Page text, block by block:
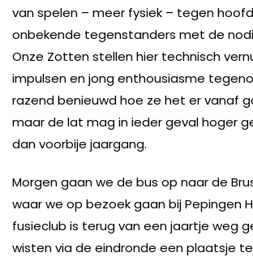
van spelen – meer fysiek – tegen
onbekende tegenstanders met de
Onze Zotten stellen hier technisch
impulsen en jong enthousiasme
razend benieuwd hoe ze het er vanaf
maar de lat mag in ieder geval hoger
dan voorbije jaargang.
Morgen gaan we de bus op naar de
waar we op bezoek gaan bij Pepingen
fusieclub is terug van een jaartje weg
wisten via de eindronde een plaatsje